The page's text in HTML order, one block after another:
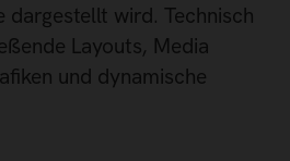
dargestellt wird. Technisch
Layouts, Media
und dynamische